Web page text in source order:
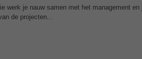
werk je nauw samen met het management en
de projecten...